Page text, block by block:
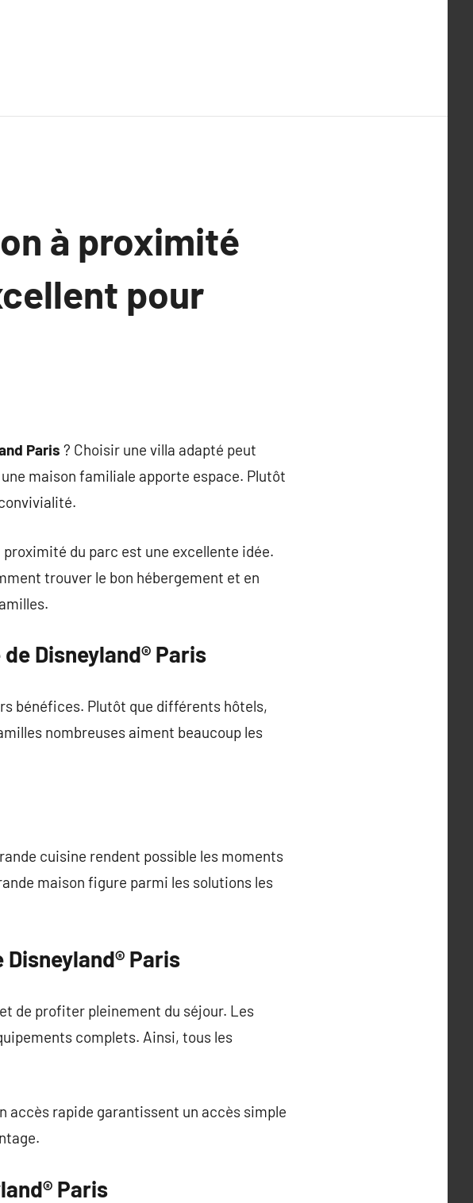
à proximité
pour
Paris ? Choisir une villa adapté peut
maison familiale apporte espace. Plutôt
du parc est une excellente idée.
trouver le bon hébergement et en
Disneyland® Paris
bénéfices. Plutôt que différents hôtels,
nombreuses aiment beaucoup les
cuisine rendent possible les moments
maison figure parmi les solutions les
Paris
de profiter pleinement du séjour. Les
complets. Ainsi, tous les
accès rapide garantissent un accès simple
Paris